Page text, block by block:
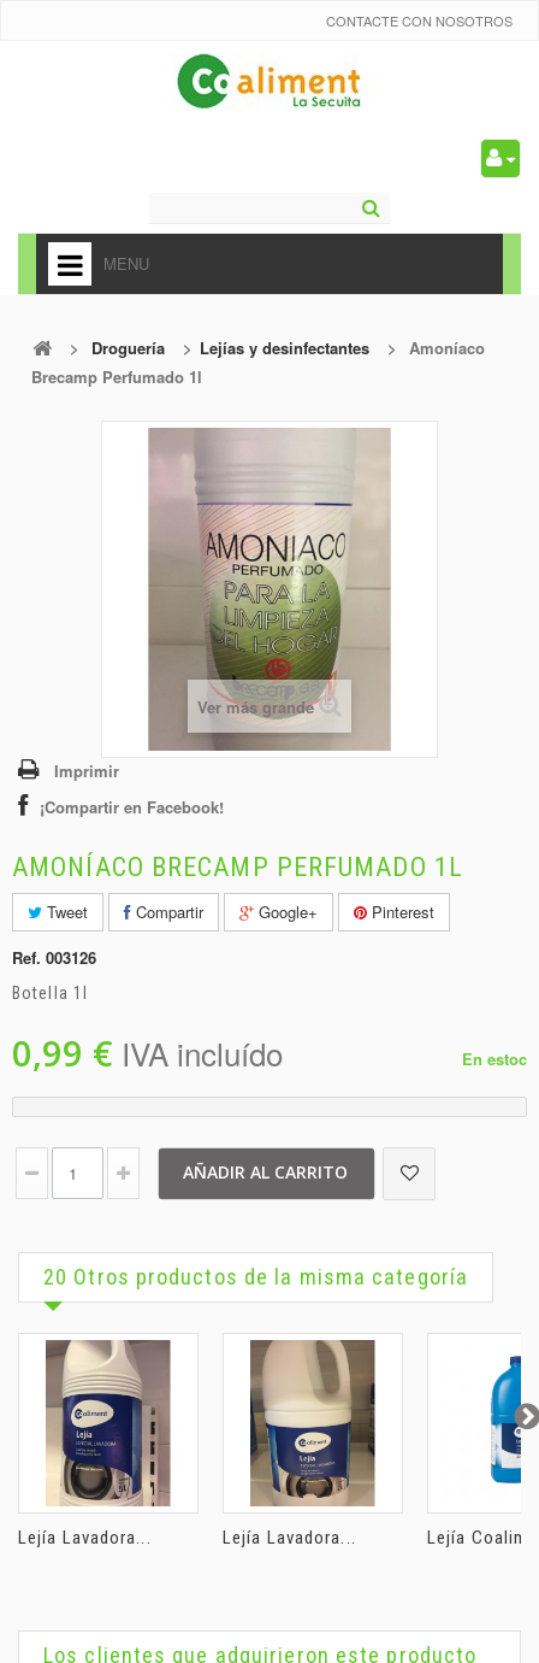
CONTACTE CON NOSOTROS
MENU
+
ALIMENTACIÓN
CARNICERÍA Y CHARCUTERÍA
> Droguería > Lejías y desinfectantes >
Amoníaco
Brecamp Perfumado 1l
Ver más grande
Imprimir
¡Compartir en Facebook!
AMONÍACO BRECAMP PERFUMADO 1L
Tweet Compartir Google+
Pinterest
Ref. 003126
Botella 1l
0,99 € IVA incluído En estoc
AÑADIR AL CARRITO
20 Otros productos de la misma categoría
Lejía Lavadora... Lejía Lavadora... Lejía
Los clientes que adquirieron este producto